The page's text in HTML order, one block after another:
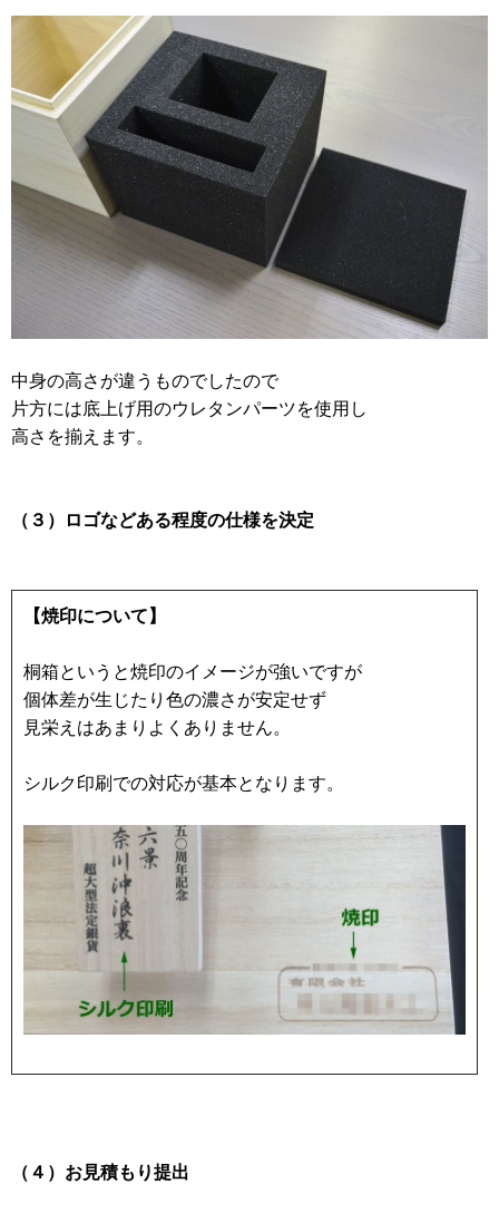
中身の高さが違うものでしたので
片方には底上げ用のウレタンパーツを使用し
高さを揃えます。
（３）ロゴなどある程度の仕様を決定
【焼印について】
桐箱というと焼印のイメージが強いですが
個体差が生じたり色の濃さが安定せず
見栄えはあまりよくありません。
シルク印刷での対応が基本となります。
（４）お見積もり提出